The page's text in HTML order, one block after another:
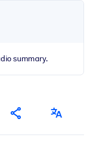
summary.